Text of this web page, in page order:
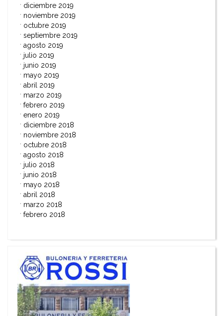
diciembre 2019
noviembre 2019
octubre 2019
septiembre 2019
agosto 2019
julio 2019
junio 2019
mayo 2019
abril 2019
marzo 2019
febrero 2019
enero 2019
diciembre 2018
noviembre 2018
octubre 2018
agosto 2018
julio 2018
junio 2018
mayo 2018
abril 2018
marzo 2018
febrero 2018